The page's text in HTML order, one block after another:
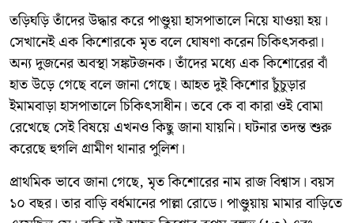
তড়িঘড়ি তাঁদের উদ্ধার করে পাণ্ডুয়া হাসপাতালে নিয়ে যাওয়া হয়।
সেখানেই এক কিশোরকে মৃত বলে ঘোষণা করেন চিকিৎসকরা।
অন্য দুজনের অবস্থা সঙ্কটজনক। তাঁদের মধ্যে এক কিশোরের বাঁ
হাত উড়ে গেছে বলে জানা গেছে। আহত দুই কিশোর চুঁচুড়ার
ইমামবাড়া হাসপাতালে চিকিৎসাধীন। তবে কে বা কারা ওই বোমা
রেখেছে সেই বিষয়ে এখনও কিছু জানা যায়নি। ঘটনার তদন্ত শুরু
করেছে হুগলি গ্রামীণ থানার পুলিশ।
প্রাথমিক ভাবে জানা গেছে, মৃত কিশোরের নাম রাজ বিশ্বাস। বয়স
১০ বছর। তার বাড়ি বর্ধমানের পাল্লা রোডে। পাণ্ডুয়ায় মামার বাড়িতে